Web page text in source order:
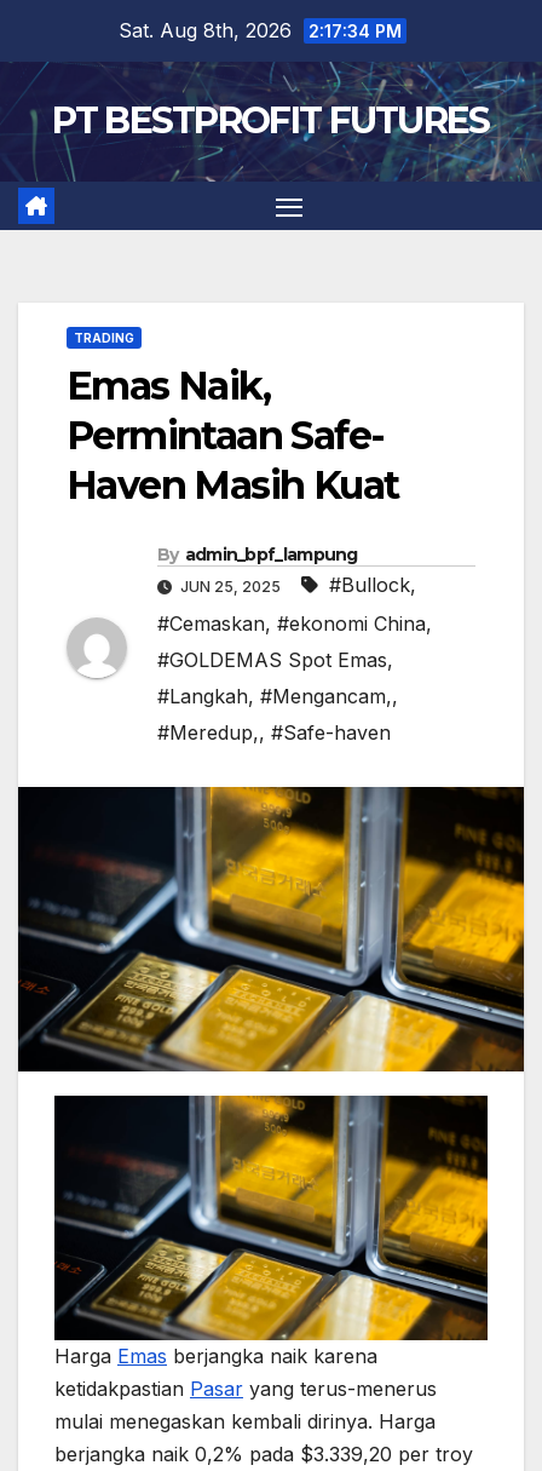
content
Sat. Aug 8th, 2026 2:17:34 PM
PT BESTPROFIT FUTURES
TRADING
Emas Naik,
Permintaan Safe-
Haven Masih Kuat
By admin_bpf_lampung
JUN 25, 2025 #Bullock,
#Cemaskan, #ekonomi China,
#GOLDEMAS Spot Emas,
#Langkah, #Mengancam,,
#Meredup,, #Safe-haven
Harga Emas berjangka naik karena
ketidakpastian Pasar yang terus-menerus
mulai menegaskan kembali dirinya. Harga
berjangka naik 0,2% pada $3.339,20 per troy